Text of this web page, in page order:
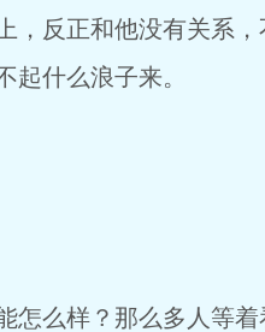
反正和他没有关系，
什么浪子来。
怎么样？那么多人等